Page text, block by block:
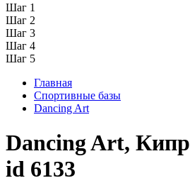
Шаг 1
Шаг 2
Шаг 3
Шаг 4
Шаг 5
Главная
Спортивные базы
Dancing Art
Dancing Art, Кипр
id 6133